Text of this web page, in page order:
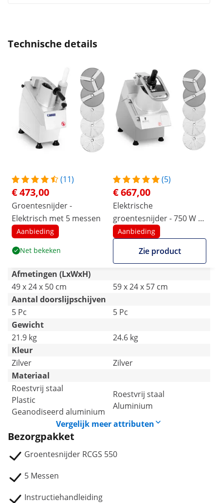
Technische details
(11)
€ 473,00
Groentesnijder -
Elektrisch met 5 messen
Aanbieding
Net bekeken
(5)
€ 667,00
Elektrische
groentesnijder - 750 W -
5 snijschijven - Ø 205 mm
Aanbieding
Zie product
Afmetingen (LxWxH)
49 x 24 x 50 cm
59 x 24 x 57 cm
Aantal doorslijpschijven
5 Pc
5 Pc
Gewicht
21.9 kg
24.6 kg
Kleur
Zilver
Zilver
Materiaal
Roestvrij staal
Plastic
Geanodiseerd aluminium
Roestvrij staal
Aluminium
Vergelijk meer attributen
Bezorgpakket
Groentesnijder RCGS 550
5 Messen
Instructiehandleiding